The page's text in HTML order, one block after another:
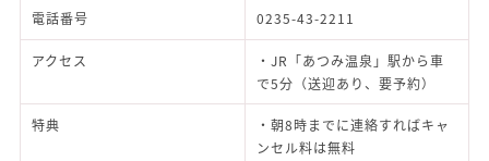
電話番号 0235-43-2211
アクセス
・JR「あつみ温泉」駅から車
で5分（送迎あり、要予約）
特典
・朝8時までに連絡すればキャ
ンセル料は無料